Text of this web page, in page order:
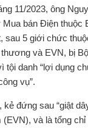
11/2023, ông
Mua bán Điện thuộc
sau 5 giới chức
và EVN, bị
tội danh “lợi dụng
vụ”.
đứng sau “giật
và là tổng chỉ